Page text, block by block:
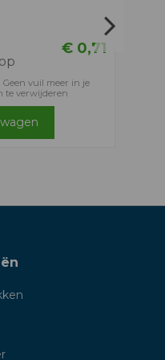
€ 0,71
vuil meer in je
te verwijderen